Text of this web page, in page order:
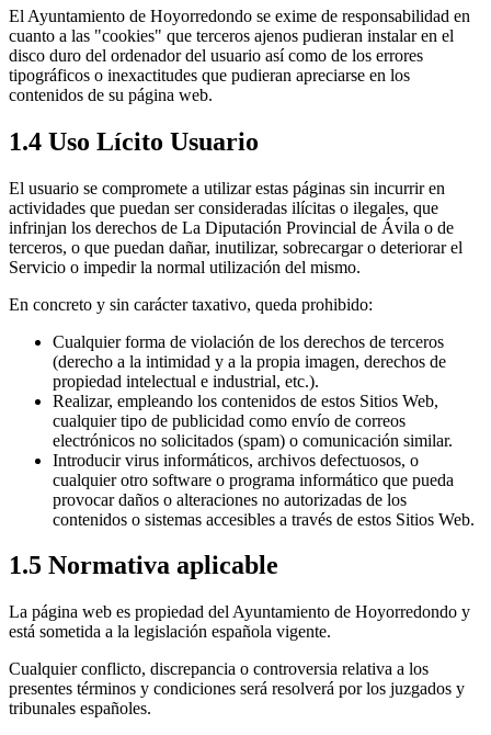
El Ayuntamiento de Hoyorredondo se exime de responsabilidad en
cuanto a las "cookies" que terceros ajenos pudieran instalar en el
disco duro del ordenador del usuario así como de los errores
tipográficos o inexactitudes que pudieran apreciarse en los
contenidos de su página web.
1.4 Uso Lícito Usuario
El usuario se compromete a utilizar estas páginas sin incurrir en
actividades que puedan ser consideradas ilícitas o ilegales, que
infrinjan los derechos de La Diputación Provincial de Ávila o de
terceros, o que puedan dañar, inutilizar, sobrecargar o deteriorar el
Servicio o impedir la normal utilización del mismo.
En concreto y sin carácter taxativo, queda prohibido:
Cualquier forma de violación de los derechos de terceros
(derecho a la intimidad y a la propia imagen, derechos de
propiedad intelectual e industrial, etc.).
Realizar, empleando los contenidos de estos Sitios Web,
cualquier tipo de publicidad como envío de correos
electrónicos no solicitados (spam) o comunicación similar.
Introducir virus informáticos, archivos defectuosos, o
cualquier otro software o programa informático que pueda
provocar daños o alteraciones no autorizadas de los
contenidos o sistemas accesibles a través de estos Sitios Web.
1.5 Normativa aplicable
La página web es propiedad del Ayuntamiento de Hoyorredondo y
está sometida a la legislación española vigente.
Cualquier conflicto, discrepancia o controversia relativa a los
presentes términos y condiciones será resolverá por los juzgados y
tribunales españoles.